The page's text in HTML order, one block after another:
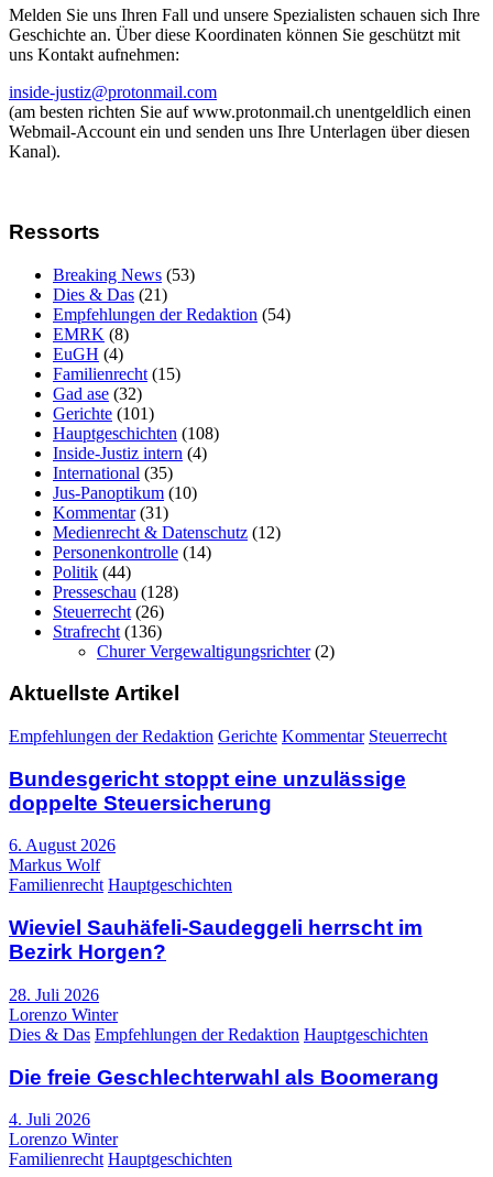
Melden Sie uns Ihren Fall und unsere Spezialisten schauen sich Ihre
Geschichte an. Über diese Koordinaten können Sie geschützt mit
uns Kontakt aufnehmen:
inside-justiz@protonmail.com
(am besten richten Sie auf www.protonmail.ch unentgeldlich einen
Webmail-Account ein und senden uns Ihre Unterlagen über diesen
Kanal).
Ressorts
Breaking News (53)
Dies & Das (21)
Empfehlungen der Redaktion (54)
EMRK (8)
EuGH (4)
Familienrecht (15)
Gad ase (32)
Gerichte (101)
Hauptgeschichten (108)
Inside-Justiz intern (4)
International (35)
Jus-Panoptikum (10)
Kommentar(31)
Medienrecht & Datenschutz (12)
Personenkontrolle (14)
Politik (44)
Presseschau (128)
Steuerrecht (26)
Strafrecht (136)
Churer Vergewaltigungsrichter(2)
Aktuellste Artikel
Empfehlungen der Redaktion Gerichte Kommentar Steuerrecht
Bundesgericht stoppt eine unzulässige
doppelte Steuersicherung
6. August 2026
Markus Wolf
Familienrecht Hauptgeschichten
Wieviel Sauhäfeli-Saudeggeli herrscht im
Bezirk Horgen?
28. Juli 2026
Lorenzo Winter
Dies & Das Empfehlungen der Redaktion Hauptgeschichten
Die freie Geschlechterwahl als Boomerang
4. Juli 2026
Lorenzo Winter
Familienrecht Hauptgeschichten